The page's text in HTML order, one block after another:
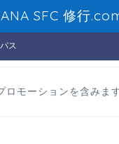
ANA SFC 修行
ス
モーションを含みます